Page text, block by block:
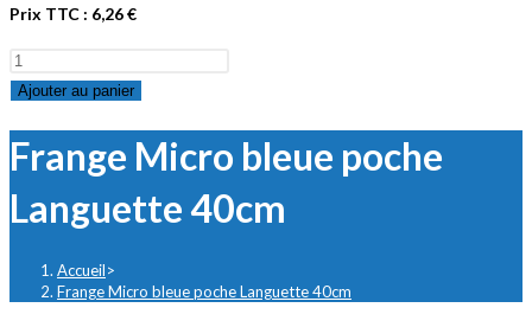
Prix TTC : 6,26€
quantité
de
Micro
bleue
poche
40cm
Ajouter au panier
Frange Micro bleue poche
Languette 40cm
Accueil>
Frange Micro bleue poche Languette 40cm